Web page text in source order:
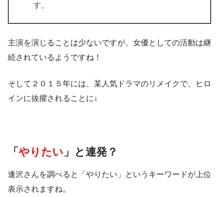
す。
主演を演じることは少ないですが、女優としての活動は継
続されているようですね！
そして２０１５年には、某人気ドラマのリメイクで、ヒロ
インに抜擢されることに↓
「 やりたい 」と連発？
逢沢さんを調べると「やりたい」というキーワードが上位
表示されますね。